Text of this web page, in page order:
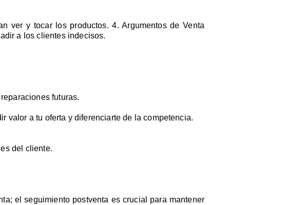
ver y tocar los productos. 4. Argumentos de Venta
a los clientes indecisos.
futuras.
valor a tu oferta y diferenciarte de la competencia.
del cliente.
el seguimiento postventa es crucial para mantener